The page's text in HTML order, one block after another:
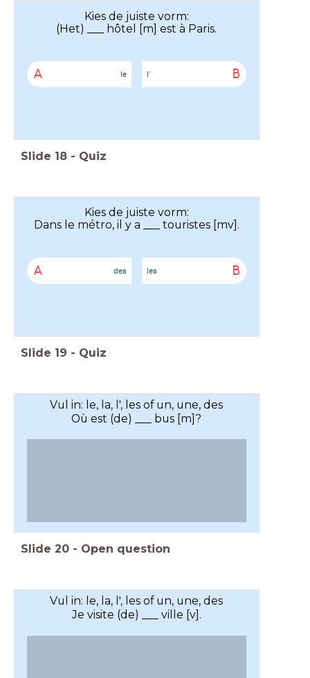
Kies de juiste vorm:
(Het) ___ hôtel [m] est à Paris.
A le B
l'
Slide 18 - Quiz
Kies de juiste vorm:
Dans le métro, il y a ___ touristes [mv].
A des B
les
Slide 19 - Quiz
Vul in: le, la, l', les of un, une, des
Où est (de) ___ bus [m]?
Slide 20 - Open question
Vul in: le, la, l', les of un, une, des
Je visite (de) ___ ville [v].